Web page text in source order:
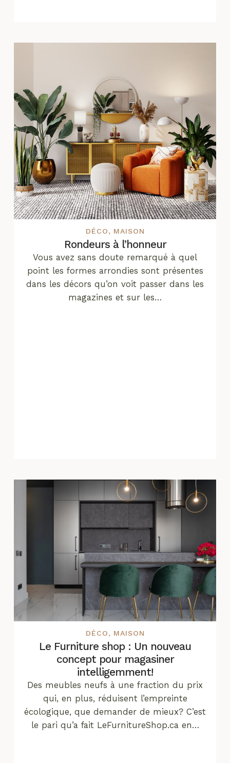
DÉCO, MAISON
Rondeurs à l’honneur
Vous avez sans doute remarqué à quel
point les formes arrondies sont présentes
dans les décors qu’on voit passer dans les
magazines et sur les…
DÉCO, MAISON
Le Furniture shop : Un nouveau
concept pour magasiner
intelligemment!
Des meubles neufs à une fraction du prix
qui, en plus, réduisent l’empreinte
écologique, que demander de mieux? C’est
le pari qu’a fait LeFurnitureShop.ca en…